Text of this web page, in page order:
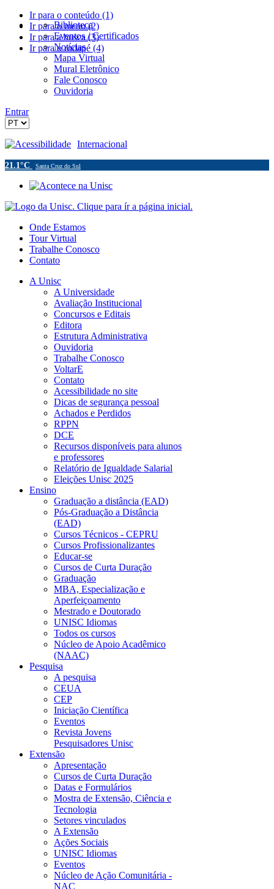
Ir para o conteúdo (1)
Ir para o menu (2)
Ir para a busca (3)
Ir para o rodapé (4)
Biblioteca
Eventos / Certificados
Notícias
Mapa Virtual
Mural Eletrônico
Fale Conosco
Ouvidoria
Entrar
Acessibilidade Internacional
21.1°C Santa Cruz do Sul
Onde Estamos
Tour Virtual
Trabalhe Conosco
Contato
A Unisc
A Universidade
Avaliação Institucional
Concursos e Editais
Editora
Estrutura Administrativa
Ouvidoria
Trabalhe Conosco
VoltarE
Contato
Acessibilidade no site
Dicas de segurança pessoal
Achados e Perdidos
RPPN
DCE
Recursos disponíveis para alunos
e professores
Relatório de Igualdade Salarial
Eleições Unisc 2025
Ensino
Graduação a distância (EAD)
Pós-Graduação a Distância
(EAD)
Cursos Técnicos - CEPRU
Cursos Profissionalizantes
Educar-se
Cursos de Curta Duração
Graduação
MBA, Especialização e
Aperfeiçoamento
Mestrado e Doutorado
UNISC Idiomas
Todos os cursos
Núcleo de Apoio Acadêmico
(NAAC)
Pesquisa
A pesquisa
CEUA
CEP
Iniciação Científica
Eventos
Revista Jovens
Pesquisadores Unisc
Extensão
Apresentação
Cursos de Curta Duração
Datas e Formulários
Mostra de Extensão, Ciência e
Tecnologia
Setores vinculados
A Extensão
Ações Sociais
UNISC Idiomas
Eventos
Núcleo de Ação Comunitária -
NAC